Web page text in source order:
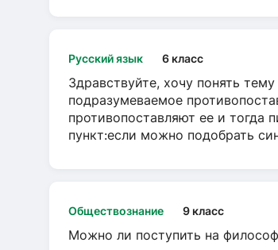
Русский язык 6 класс
Здравствуйте, хочу понять
подразумеваемое
противопоставляют ее и тогда
пункт:если можно подобрать
Обществознание 9 класс
Можно ли поступить на